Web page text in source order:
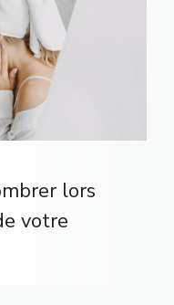
lors
votre